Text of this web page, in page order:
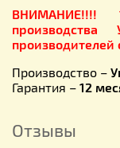
ВНИМАНИЕ!!!!
Производство –
Гарантия – 12
Отзывы